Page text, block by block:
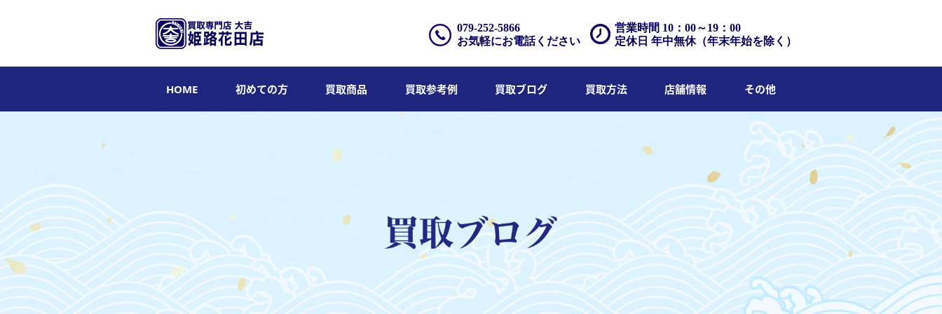
営業時間 10：00～19：00
定休日 年中無休（年末年始を除く）
079-252-5866
お気軽にお電話ください
HOME 初めての方 買取商品 買取参考例 買取ブログ 買取方法 店舗情報 その他